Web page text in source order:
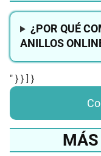
¿POR QUÉ
ANILLOS
" } } ] }